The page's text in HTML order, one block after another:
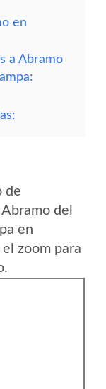
en
a Abramo
de
del
en
zoom para